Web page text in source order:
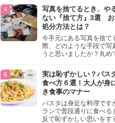
らためて寿司屋でやって
『NG行為』をチェック
写真を捨てるとき、や
ない『捨て方』3選 お
処分方法とは？
今手元にある写真を捨て
際、どのような手段で写
うと思いましたか？丸め
真は個人情報が詰まって
ただ丸めただけの状態で
うのは危険です。写真に
ない捨て方をまとめてい
ひチェックしておきまし
実は恥ずかしい？パス
食べ方６選！大人が身
き食事のマナー
パスタは身近な料理です
ランで普段通りに食べる
反で恥ずかしい思いをす